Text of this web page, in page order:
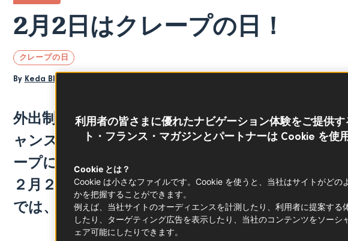
2月2日はクレープの日！
クレープの日
By Keda Black
外出制限中はキッチンでいつもと違ったメニュー
ャンス！コトコト煮込むお料理やジャムも良いけ
ープにトライしてみませんか？
２月２日はラ・シャンドルール（聖燭祭）といっ
では、 クレープパーティーを開いて楽しくお祝い
利用者の皆さまに優れたナビゲーション体験をご提供
ト・フランス・マガジンとパートナーは Cookie を使
Cookie とは？
Cookie は小さなファイルです。Cookie を使うと、当社はサイトがどの
かを把握することができます。
例えば、当社サイトのオーディエンスを計測したり、利用者に提案する
したり、ターゲティング広告を表示したり、当社のコンテンツをソーシ
ェア可能にしたりできます。